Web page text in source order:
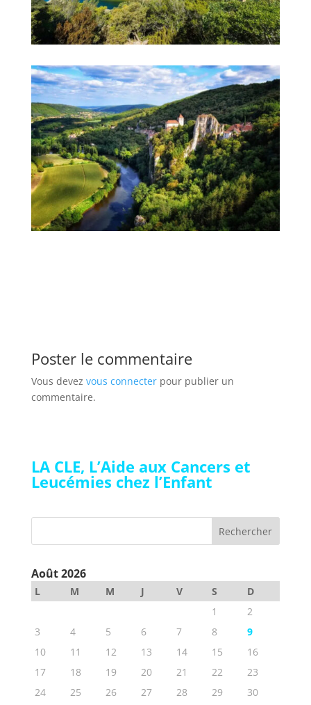
Poster le commentaire
Vous devez vous connecterpour publier un
commentaire.
LA CLE, L’Aide aux Cancers et
Leucémies chez l’Enfant
Août 2026
L M M J V S
D
1
2
3
4 5 6 7 8
9
10
11 12 13 14 15
16
17
18 19 20 21 22
23
24
25 26 27 28 29
30